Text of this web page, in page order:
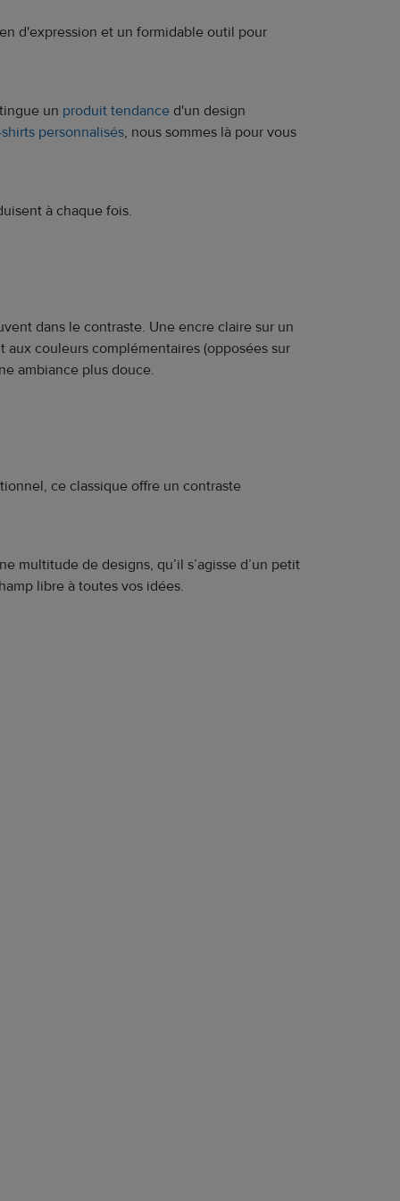
d'expression et un formidable outil pour
un produit tendance d'un design
personnalisés, nous sommes là pour vous
à chaque fois.
dans le contraste. Une encre claire sur un
couleurs complémentaires (opposées sur
ambiance plus douce.
ce classique offre un contraste
multitude de designs, qu’il s’agisse d’un petit
libre à toutes vos idées.